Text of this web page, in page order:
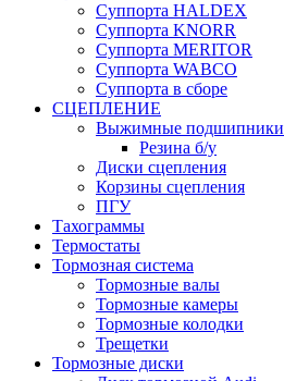
Суппорта HALDEX
Суппорта KNORR
Суппорта MERITOR
Суппорта WABCO
Суппорта в сборе
СЦЕПЛЕНИЕ
Выжимные подшипники
Резина б/у
Диски сцепления
Корзины сцепления
ПГУ
Тахограммы
Термостаты
Тормозная система
Тормозные валы
Тормозные камеры
Тормозные колодки
Трещетки
Тормозные диски